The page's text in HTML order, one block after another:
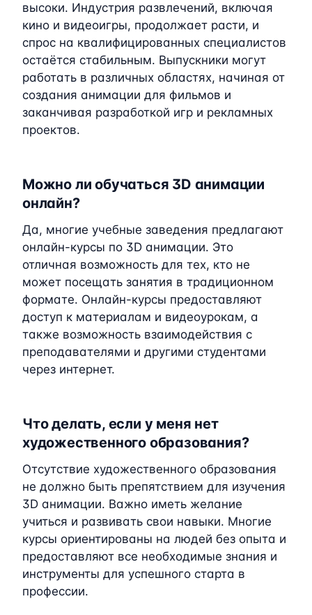
высоки. Индустрия развлечений, включая
кино и видеоигры, продолжает расти, и
спрос на квалифицированных специалистов
остаётся стабильным. Выпускники могут
работать в различных областях, начиная от
создания анимации для фильмов и
заканчивая разработкой игр и рекламных
проектов.
Можно ли обучаться 3D анимации
онлайн?
Да, многие учебные заведения предлагают
онлайн-курсы по 3D анимации. Это
отличная возможность для тех, кто не
может посещать занятия в традиционном
формате. Онлайн-курсы предоставляют
доступ к материалам и видеоурокам, а
также возможность взаимодействия с
преподавателями и другими студентами
через интернет.
Что делать, если у меня нет
художественного образования?
Отсутствие художественного образования
не должно быть препятствием для изучения
3D анимации. Важно иметь желание
учиться и развивать свои навыки. Многие
курсы ориентированы на людей без опыта и
предоставляют все необходимые знания и
инструменты для успешного старта в
профессии.